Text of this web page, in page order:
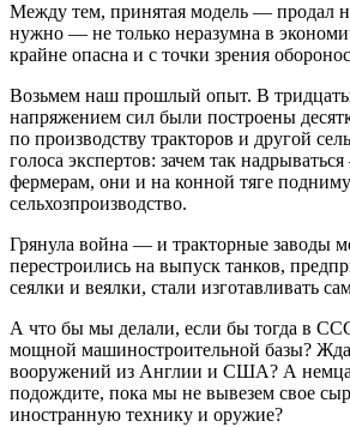
Между тем, принятая модель — продал
нужно — не только неразумна в
крайне опасна и с точки зрения
Возьмем наш прошлый опыт. В
напряжением сил были построены
по производству тракторов и другой
голоса экспертов: зачем так
фермерам, они и на конной тяге
сельхозпроизводство.
Грянула война — и тракторные заводы
перестроились на выпуск танков,
сеялки и веялки, стали изготавливать
А что бы мы делали, если бы тогда в
мощной машиностроительной базы?
вооружений из Англии и США? А
подождите, пока мы не вывезем свое
иностранную технику и оружие?